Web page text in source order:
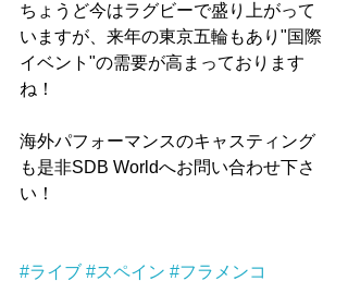
ちょうど今はラグビーで盛り上がって
いますが、来年の東京五輪もあり"国際
イベント"の需要が高まっております
ね！
海外パフォーマンスのキャスティング
も是非SDB Worldへお問い合わせ下さ
い！
#ライブ #スペイン #フラメンコ